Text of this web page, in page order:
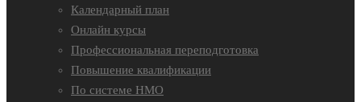
Календарный план
Онлайн курсы
Профессиональная переподготовка
Повышение квалификации
По системе НМО